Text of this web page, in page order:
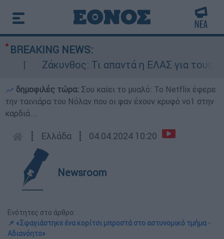
BREAKING NEWS:
Ζάκυνθος: Τι απαντά η ΕΛΑΣ για τους 8
δημοφιλές τώρα: Σου καίει το μυαλό: Το Netflix έφερε
την ταινιάρα του Νόλαν που οι φαν έχουν κρυφό νο1 στην
καρδιά...
┋ Ελλάδα ┋ 04.04.2024 10:20
Newsroom
Ενότητες στο άρθρο:
📌 «Σφαγιάστηκε ένα κορίτσι μπροστά στο αστυνομικό τμήμα -
Αδιανόητο»